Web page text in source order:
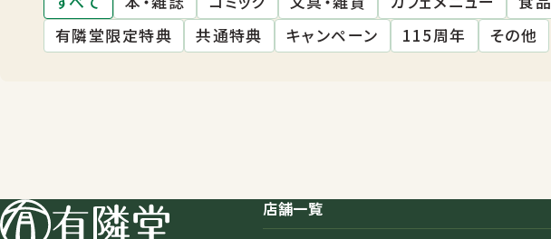
有隣堂限定特典
共通特典 キャンペーン 115周年 その他
店舗一覧